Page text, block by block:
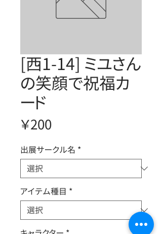
[西1-14] ミユさん
の笑顔で祝福カ
ード
￥200価
出展サークル名 *
アイテム種目 *